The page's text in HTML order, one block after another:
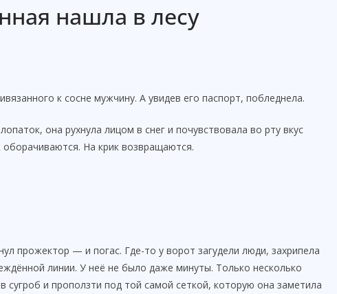
нашла в лесу
к сосне мужчину. А увидев его паспорт, побледнела.
она рухнула лицом в снег и почувствовала во рту вкус
На крик возвращаются.
прожектор — и погас. Где-то у ворот загудели люди, захрипела
линии. У неё не было даже минуты. Только несколько
сугроб и проползти под той самой сеткой, которую она заметила